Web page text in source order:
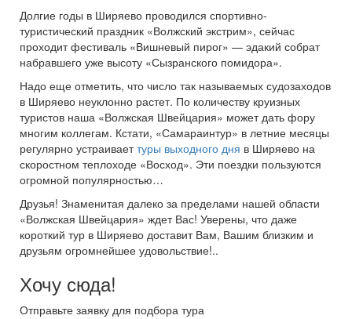
Долгие годы в Ширяево проводился спортивно-
туристический праздник «Волжский экстрим», сейчас
проходит фестиваль «Вишневый пирог» — эдакий собрат
набравшего уже высоту «Сызранского помидора».
Надо еще отметить, что число так называемых судозаходов
в Ширяево неуклонно растет. По количеству круизных
туристов наша «Волжская Швейцария» может дать фору
многим коллегам. Кстати, «Самараинтур» в летние месяцы
регулярно устраиваеттуры выходного дня в Ширяево на
скоростном теплоходе «Восход». Эти поездки пользуются
огромной популярностью…
Друзья! Знаменитая далеко за пределами нашей области
«Волжская Швейцария» ждет Вас! Уверены, что даже
короткий тур в Ширяево доставит Вам, Вашим близким и
друзьям огромнейшее удовольствие!..
Хочу сюда!
Отправьте заявку для подбора тура